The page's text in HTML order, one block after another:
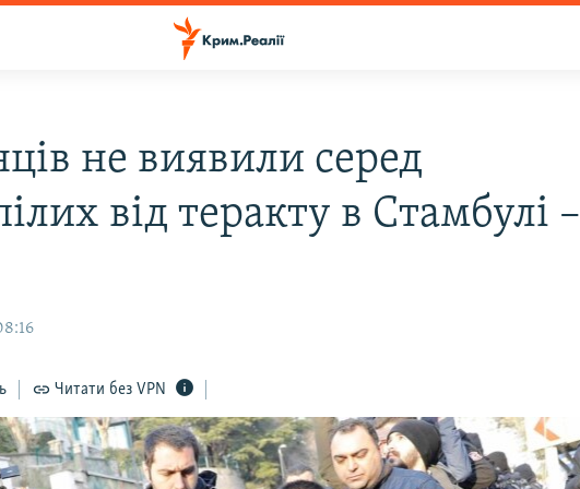
не виявили серед
від теракту в Стамбулі –
Читати без VPN